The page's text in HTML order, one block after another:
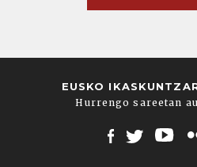
EUSKO
Hurrengo sareetan